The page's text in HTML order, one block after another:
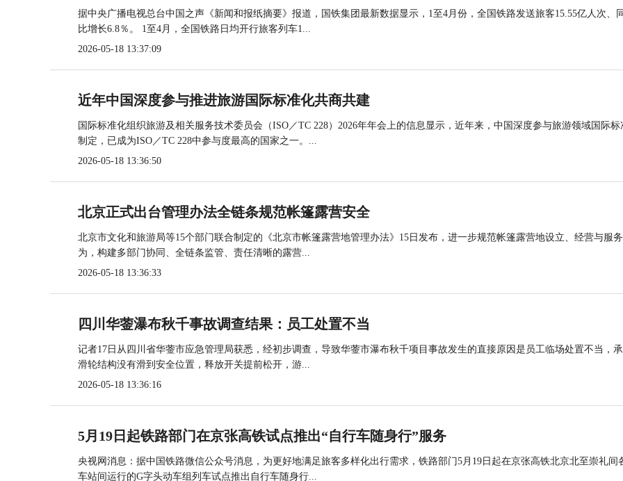
据中央广播电视总台中国之声《新闻和报纸摘要》报道，国铁集团最新数据显示，1至4月份，全国铁路发送旅客15.55亿人次、
比增长6.8％。 1至4月，全国铁路日均开行旅客列车1...
2026-05-18 13:37:09
近年中国深度参与推进旅游国际标准化共商共建
国际标准化组织旅游及相关服务技术委员会（ISO／TC 228）2026年年会上的信息显示，近年来，中国深度参与旅游领域国际标
制定，已成为ISO／TC 228中参与度最高的国家之一。...
2026-05-18 13:36:50
北京正式出台管理办法全链条规范帐篷露营安全
北京市文化和旅游局等15个部门联合制定的《北京市帐篷露营地管理办法》15日发布，进一步规范帐篷露营地设立、经营与服
为，构建多部门协同、全链条监管、责任清晰的露营...
2026-05-18 13:36:33
四川华蓥瀑布秋千事故调查结果：员工处置不当
记者17日从四川省华蓥市应急管理局获悉，经初步调查，导致华蓥市瀑布秋千项目事故发生的直接原因是员工临场处置不当，
滑轮结构没有滑到安全位置，释放开关提前松开，游...
2026-05-18 13:36:16
5月19日起铁路部门在京张高铁试点推出“自行车随身行”服务
央视网消息：据中国铁路微信公众号消息，为更好地满足旅客多样化出行需求，铁路部门5月19日起在京张高铁北京北至崇礼间
车站间运行的G字头动车组列车试点推出自行车随身行...